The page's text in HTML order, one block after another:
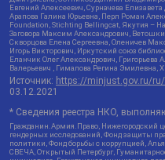
Евгений Алексеевич, Сурначева
Арапова Галина Юрьевна, Перл Роман
Foundation, Stichting Bellingcat, Якутия –
Заговора Максим Александрович,
Скворцова Елена Сергеевна, Оленичев
Игорь Викторович, Иркутский союз
Еланчик Олег Александрович, Григорьева
Валерьевич , Гималова Регина Эмилевна,
Источник: https://minjust.gov.ru/
03.12.2021
* Сведения реестра НКО,
Гражданин.Армия.Право, Нижегородский
гендерных исследований, Фонд защиты
политики, Фонд борьбы с коррупцией,
СВЕЧА, Открытый Петербург,